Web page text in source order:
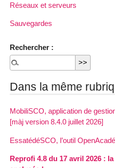
Réseaux et serveurs
Sauvegardes
Rechercher :
Dans la même
MobiliSCO, application de
[màj version 8.4.0 juillet 2026]
EssatédéSCO, l’outil
Reprofi 4.8 du 17 avril 2026 :